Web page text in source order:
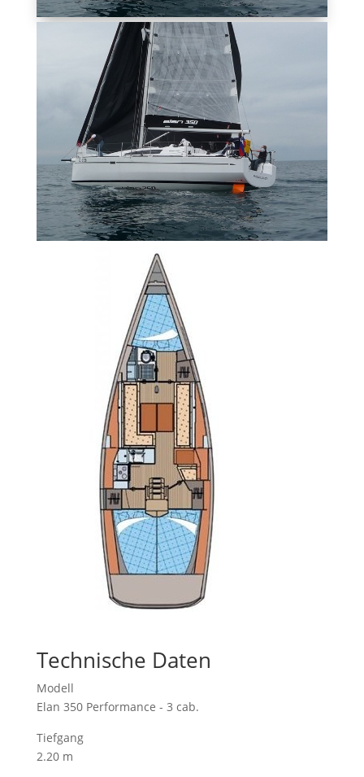
Technische Daten
Modell
Elan 350 Performance - 3 cab.
Tiefgang
2.20 m